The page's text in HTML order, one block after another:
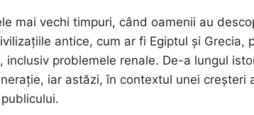
mai vechi timpuri, când oamenii au
antice, cum ar fi Egiptul și Grecia,
problemele renale. De-a lungul
iar astăzi, în contextul unei creșteri